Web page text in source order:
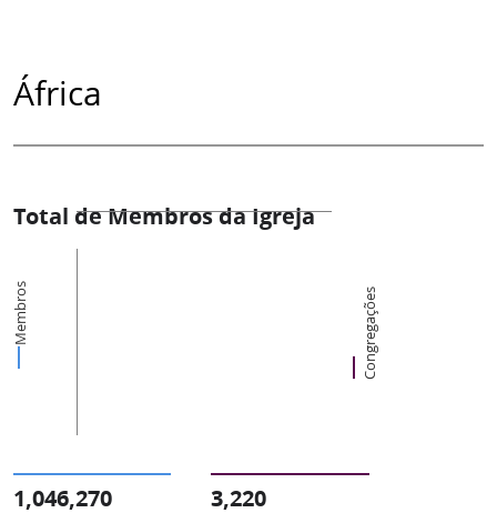
África
Total de Membros da Igreja
Membros Congregações
1,046,270 3,220